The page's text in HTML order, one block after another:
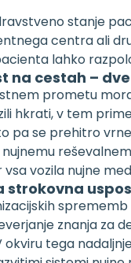
stanje
centra ali
lahko
na cestah –
prometu
hkrati, v tem
pa se prehitro
vsa vozila nujne
strokovna
znanja za
okviru tega